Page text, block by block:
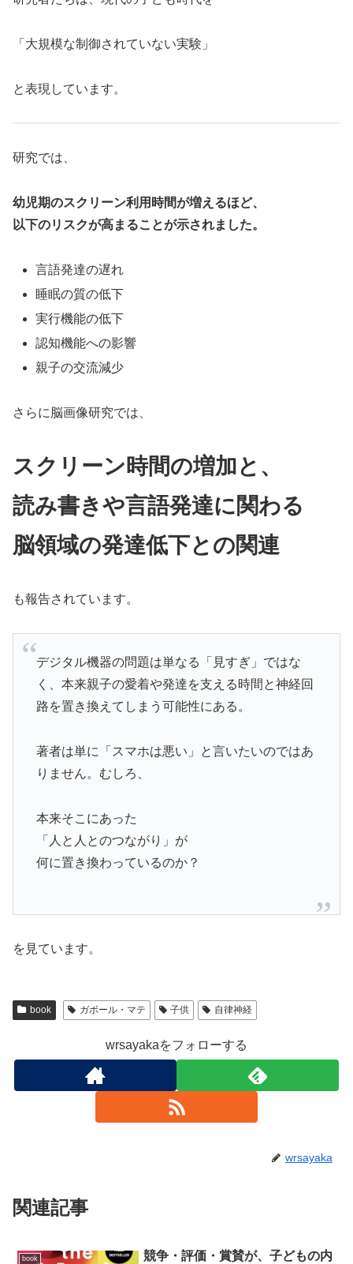
「大規模な制御されていない実験」
と表現しています。
研究では、
幼児期のスクリーン利用時間が増えるほど、
以下のリスクが高まることが示されました。
言語発達の遅れ
睡眠の質の低下
実行機能の低下
認知機能への影響
親子の交流減少
さらに脳画像研究では、
スクリーン時間の増加と、
読み書きや言語発達に関わる
脳領域の発達低下との関連
も報告されています。
デジタル機器の問題は単なる「見すぎ」ではな
く、本来親子の愛着や発達を支える時間と神経回
路を置き換えてしまう可能性にある。
著者は単に「スマホは悪い」と言いたいのではあ
りません。むしろ、
本来そこにあった
「人と人とのつながり」が
何に置き換わっているのか？
を見ています。
book ガボール・マテ 子供 自律神経
wrsayakaをフォローする
wrsayaka
関連記事
book
競争・評価・賞賛が、子どもの内